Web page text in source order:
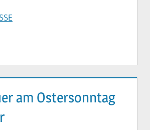
am Ostersonntag